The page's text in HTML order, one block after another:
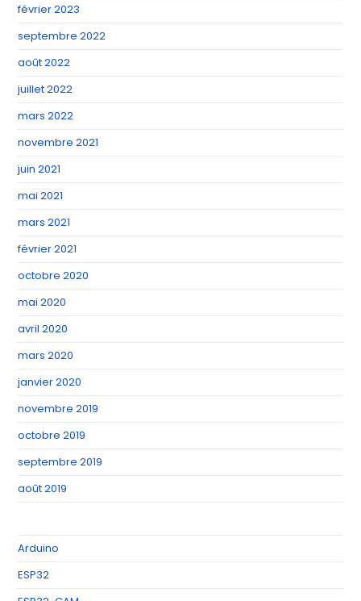
février 2023
septembre 2022
août 2022
juillet 2022
mars 2022
novembre 2021
juin 2021
mai 2021
mars 2021
février 2021
octobre 2020
mai 2020
avril 2020
mars 2020
janvier 2020
novembre 2019
octobre 2019
septembre 2019
août 2019
Arduino
ESP32